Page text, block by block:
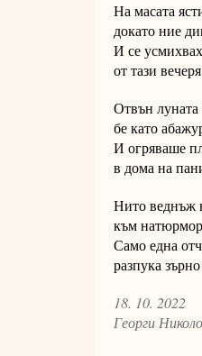
На масата
докато ние
И се
от тази
Отвън
бе като
И огряваше
в дома на
Нито веднъж
към
Само една
разпука
18. 10. 2022
Георги